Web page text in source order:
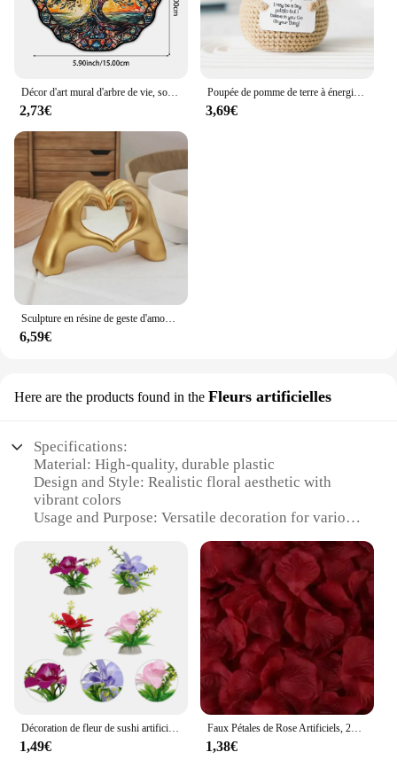
Décor d'art mural d'arbre de vie, soleil, face, signe, rond, intérieur, extérieur, fenêtre, acrylique, plaque de bienvenue, pendentif, décoration, 5.9 po
2,73€
Poupée de pomme de terre à énergie positive tissée à la main, pomme de terre pure, joli produit fait à la main, décoration de la maison et de la chambre, cadeau de Noël, nouveau
3,69€
Sculpture en résine de geste d'amour intensifié, lumière nordique, artisanat d'art de luxe, ornement de bureau, décoration de la maison, FigAuckland
6,59€
Here are the products found in the Fleurs artificielles
Specifications:
Material: High-quality, durable plastic
Design and Style: Realistic floral aesthetic with
vibrant colors
Usage and Purpose: Versatile decoration for various
Typical Adaptive Scenario: Ideal for home, office,
or event decor
Shape or Size or Weight or Quantity: Available in
sets to cater to different needs
Performance and Property: Long-lasting, easy to
maintain
Features:
**Elegant Floral Design for Every Space**
The objet de décoration Fleurs artificielles are a
testament to the beauty of nature without the hassle
Décoration de fleur de sushi artificielle, plantes d'aquarium, fausses fleurs, décorations d'assiette alimentaire, fausses décorations d'ange, 4 pièces
1,49€
Faux Pétales de Rose Artificiels, 2000/100 Pièces, Simulation Colorée, pour la Saint-Valentin, ixde Mariage, Décoration Romantique
1,38€